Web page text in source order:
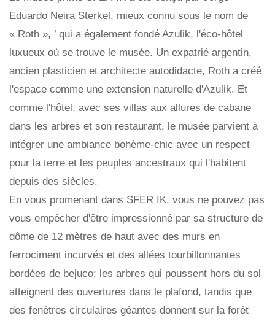
Eduardo Neira Sterkel, mieux connu sous le nom de
« Roth », ’ qui a également fondé Azulik, l'éco-hôtel
luxueux où se trouve le musée. Un expatrié argentin,
ancien plasticien et architecte autodidacte, Roth a créé
l'espace comme une extension naturelle d'Azulik. Et
comme l'hôtel, avec ses villas aux allures de cabane
dans les arbres et son restaurant, le musée parvient à
intégrer une ambiance bohème-chic avec un respect
pour la terre et les peuples ancestraux qui l'habitent
depuis des siècles.
En vous promenant dans SFER IK, vous ne pouvez pas
vous empêcher d'être impressionné par sa structure de
dôme de 12 mètres de haut avec des murs en
ferrociment incurvés et des allées tourbillonnantes
bordées de bejuco; les arbres qui poussent hors du sol
atteignent des ouvertures dans le plafond, tandis que
des fenêtres circulaires géantes donnent sur la forêt